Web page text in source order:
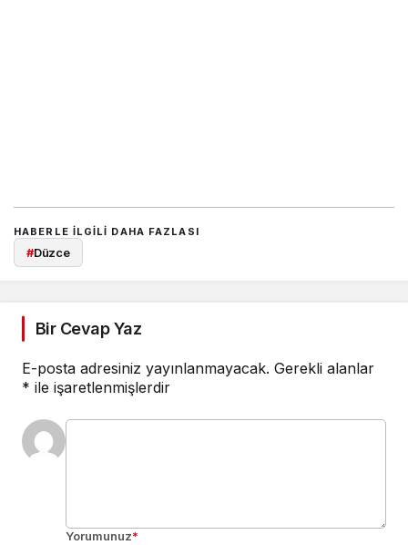
HABERLE ILGILI DAHA FAZLASI
#Düzce
Bir Cevap Yaz
E-posta adresiniz yayınlanmayacak. Gerekli alanlar
* ile işaretlenmişlerdir
Yorumunuz*